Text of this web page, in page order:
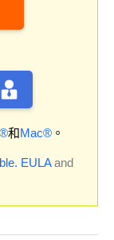
和Mac®。
EULAand